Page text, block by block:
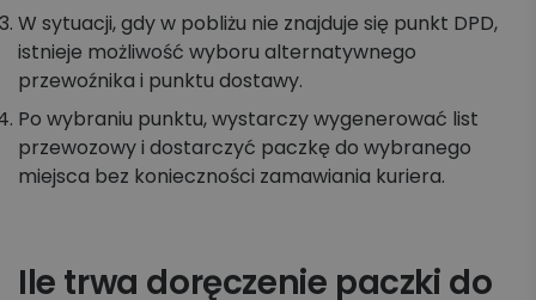
W sytuacji, gdy w pobliżu nie znajduje się punkt DPD,
istnieje możliwość wyboru alternatywnego
przewoźnika i punktu dostawy.
Po wybraniu punktu, wystarczy wygenerować list
przewozowy i dostarczyć paczkę do wybranego
miejsca bez konieczności zamawiania kuriera.
Ile trwa doręczenie paczki do